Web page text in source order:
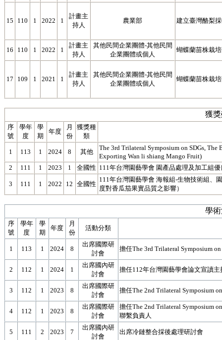
15 110 1 2022 1
計畫主
持人
農業部 建立臺灣酪梨
16 110 1 2022 1
計畫主
持人
其他民間企業團體-其他民間
企業團體或個人
蝴蝶蘭苗株栽
17 109 1 2021 1
計畫主
持人
其他民間企業團體-其他民間
企業團體或個人
蝴蝶蘭苗株栽
獲
序
號
學年
度
學
期
年度
月
份
獲獎種
類
1 113 1 2024 8 其他
The 3rd Trilateral Symposium on SDGs,
Exporting Wan li shiang Mango Fruit)
2
111 1 2023 1 全國性 111年台灣園藝學會 園產品處理及加工組
3 111 1 2022 12 全國性
111年台灣園藝學會 海報組-生物技術組、
度對香瓜茄果實品質之影響）
學
序
號
學年
度
學
期
年度
月
份
活動分類
1 113 1 2024 8
出席國際研
討會
擔任The 3rd Trilateral Symposium
2 112 1 2024 1
出席國內研
討會
擔任112年台灣園藝學會論文宣讀主
3 112 1 2023 8
出席國際研
討會
擔任The 2nd Trilateral Symposium
4 112 1 2023 8
出席國際研
討會
擔任The 2nd Trilateral Symposium
聯繫負責人
5 111 2 2023 7
出席國內研
討會
出席冷鏈整合採後處理研討會